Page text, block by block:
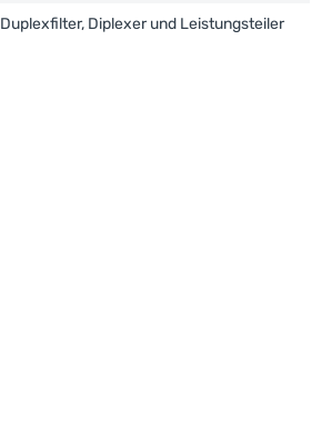
Duplexfilter, Diplexer und Leistungsteiler